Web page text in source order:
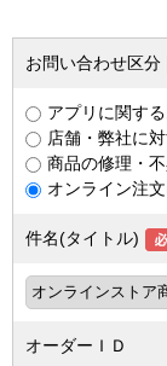
お問い合わせ区分
アプリに関す
店舗・弊社に
商品の修理・
オンライン注
件名(タイトル)
オーダーＩＤ